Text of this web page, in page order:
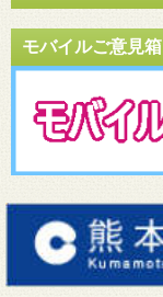
モバイルご意見箱